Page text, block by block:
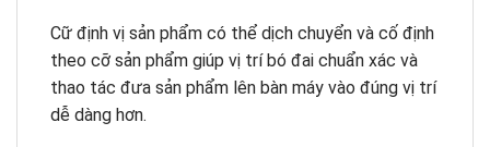
Cữ định vị sản phẩm có thể dịch chuyển và cố định
theo cỡ sản phẩm giúp vị trí bó đai chuẩn xác và
thao tác đưa sản phẩm lên bàn máy vào đúng vị trí
dễ dàng hơn.